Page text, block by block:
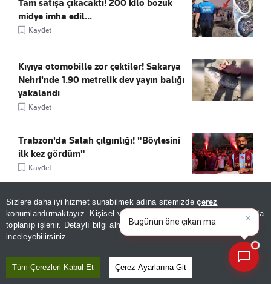
Sizlere daha iyi hizmet sunabilmek adına sitemizdeçerez
konumlandırmaktayız. Kişisel verileriniz, KVKK ve GDPR kapsamında
toplanıp işlenir. Detaylı bilgi almak içinAydınlatma Metnimizi
inceleyebilirsiniz.
Tüm Çerezleri Kabul Et Çerez Ayarlarına Git
Tam satışa çıkacaktı! 200 kilo bozuk
midye imha edil...
Kaydet
Kıyıya otomobille zor çektiler! Sakarya
Nehri'nde 1.90 metrelik dev yayın balığı
yakalandı
Kaydet
Trabzon'da Salah çılgınlığı! "Böylesini
ilk kez gördüm"
Kaydet
ÖNE ÇIKANLAR
×
Bugünün öne çıkan manşetleri
ve gelişmeleri neler?|